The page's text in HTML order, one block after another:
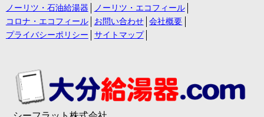
ノーリツ・石油給湯器
ノーリツ・エコフィール
コロナ・エコフィール
お問い合わせ
会社概要
プライバシーポリシー
サイトマップ